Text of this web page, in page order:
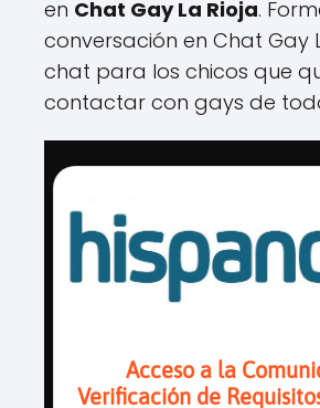
en Chat Gay La Rioja.
conversación en Chat Gay
chat para los chicos que
contactar con gays de